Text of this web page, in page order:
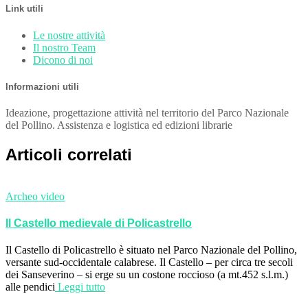
Link utili
Le nostre attività
Il nostro Team
Dicono di noi
Informazioni utili
Ideazione, progettazione attività nel territorio del Parco Nazionale
del Pollino. Assistenza e logistica ed edizioni librarie
Articoli correlati
Archeo video
Il Castello medievale di Policastrello
Il Castello di Policastrello è situato nel Parco Nazionale del Pollino,
versante sud-occidentale calabrese. Il Castello – per circa tre secoli
dei Sanseverino – si erge su un costone roccioso (a mt.452 s.l.m.)
alle pendici Leggi tutto